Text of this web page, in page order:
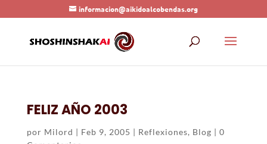
informacion@aikidoalcobendas.org
FELIZ AÑO 2003
por Milord | Feb 9, 2005 | Reflexiones, Blog | 0